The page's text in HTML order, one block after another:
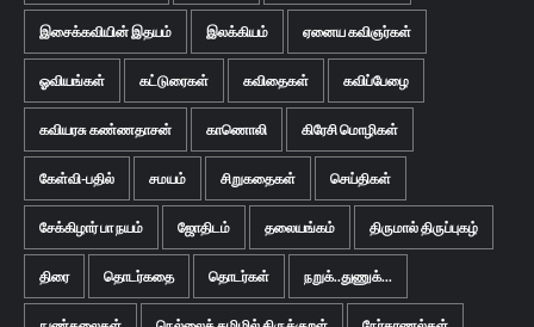
இசைக்கவியின் இதயம் இலக்கியம் ஏனைய கவிஞர்கள்
ஓவியங்கள் கட்டுரைகள் கவிதைகள் கவிப்பேழை
கவியரசு கண்ணதாசன் காணொலி கிரேசி மொழிகள்
கேள்வி-பதில் சமயம் சிறுகதைகள் செய்திகள்
சேக்கிழார் பா நயம் ஜோதிடம் தலையங்கம் திருமால் திருப்புகழ்
திரை தொடர்கதை தொடர்கள் நறுக்..துணுக்...